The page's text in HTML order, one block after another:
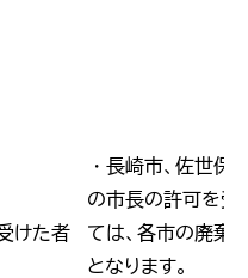
けた者
・長崎市、佐世保
の市長の許可を受
ては、各市の廃棄
となります。